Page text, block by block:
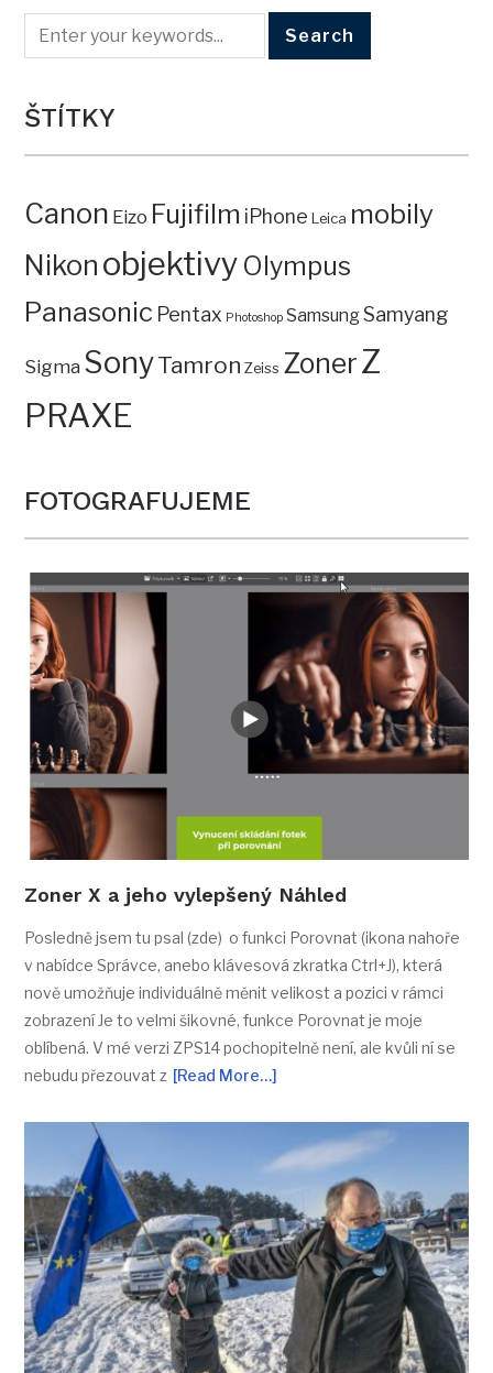
ŠTÍTKY
Canon Eizo Fujifilm iPhone Leica mobily
Nikon objektivy Olympus
Panasonic Pentax Photoshop SamsungSamyang
Sigma SonyTamron Zeiss ZonerZ
PRAXE
FOTOGRAFUJEME
Zoner X a jeho vylepšený Náhled
Posledně jsem tu psal (zde) o funkci Porovnat (ikona nahoře
v nabídce Správce, anebo klávesová zkratka Ctrl+J), která
nově umožňuje individuálně měnit velikost a pozici v rámci
zobrazení Je to velmi šikovné, funkce Porovnat je moje
oblíbená. V mé verzi ZPS14 pochopitelně není, ale kvůli ní se
nebudu přezouvat z [Read More…]